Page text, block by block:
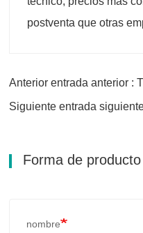
postventa que otras
Anterior entrada anterior :
Forma de producto
nombre